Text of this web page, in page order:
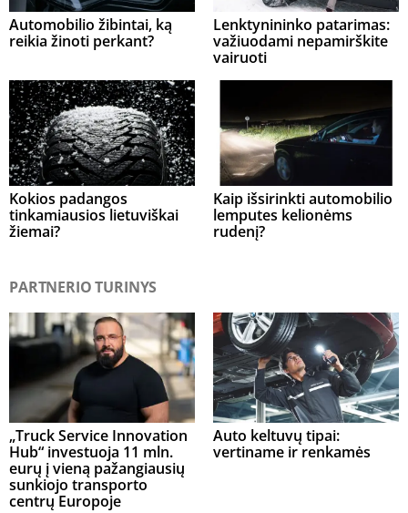
Automobilio žibintai, ką
reikia žinoti perkant?
Lenktynininko patarimas:
važiuodami nepamirškite
vairuoti
Kokios padangos
tinkamiausios lietuviškai
žiemai?
Kaip išsirinkti automobilio
lemputes kelionėms
rudenį?
PARTNERIO TURINYS
„Truck Service Innovation
Hub“ investuoja 11 mln.
eurų į vieną pažangiausių
sunkiojo transporto
centrų Europoje
Auto keltuvų tipai:
vertiname ir renkamės